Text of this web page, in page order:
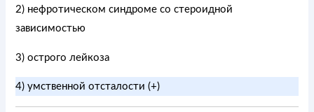
2) нефротическом синдроме со стероидной
зависимостью
3) острого лейкоза
4) умственной отсталости (+)